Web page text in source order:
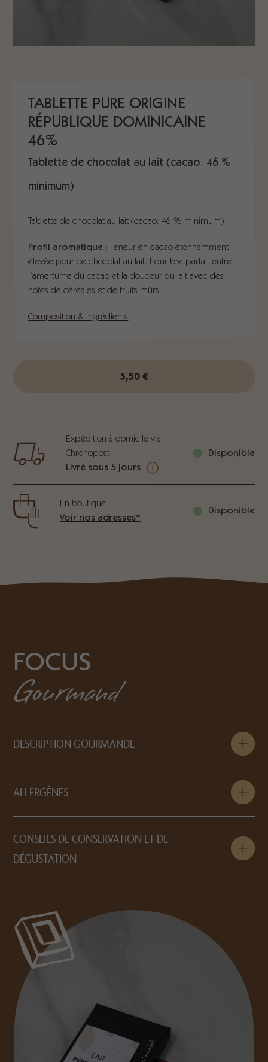
TABLETTE PURE ORIGINE
RÉPUBLIQUE DOMINICAINE
46%
Tablette de chocolat au lait (cacao: 46 %
minimum)
Tablette de chocolat au lait (cacao: 46 % minimum)
Profil aromatique : Teneur en cacao étonnamment
élevée pour ce chocolat au lait. Équilibre parfait entre
l’amertume du cacao et la douceur du lait avec des
notes de céréales et de fruits mûrs.
Composition & ingrédients
5,50 €
Expédition à domicile via
Chronopost
Livré sous 5 jours
Disponible
En boutique
Voir nos adresses*
Disponible
FOCUS
Gourmand
DESCRIPTION GOURMANDE
ALLERGÈNES
CONSEILS DE CONSERVATION ET DE
DÉGUSTATION